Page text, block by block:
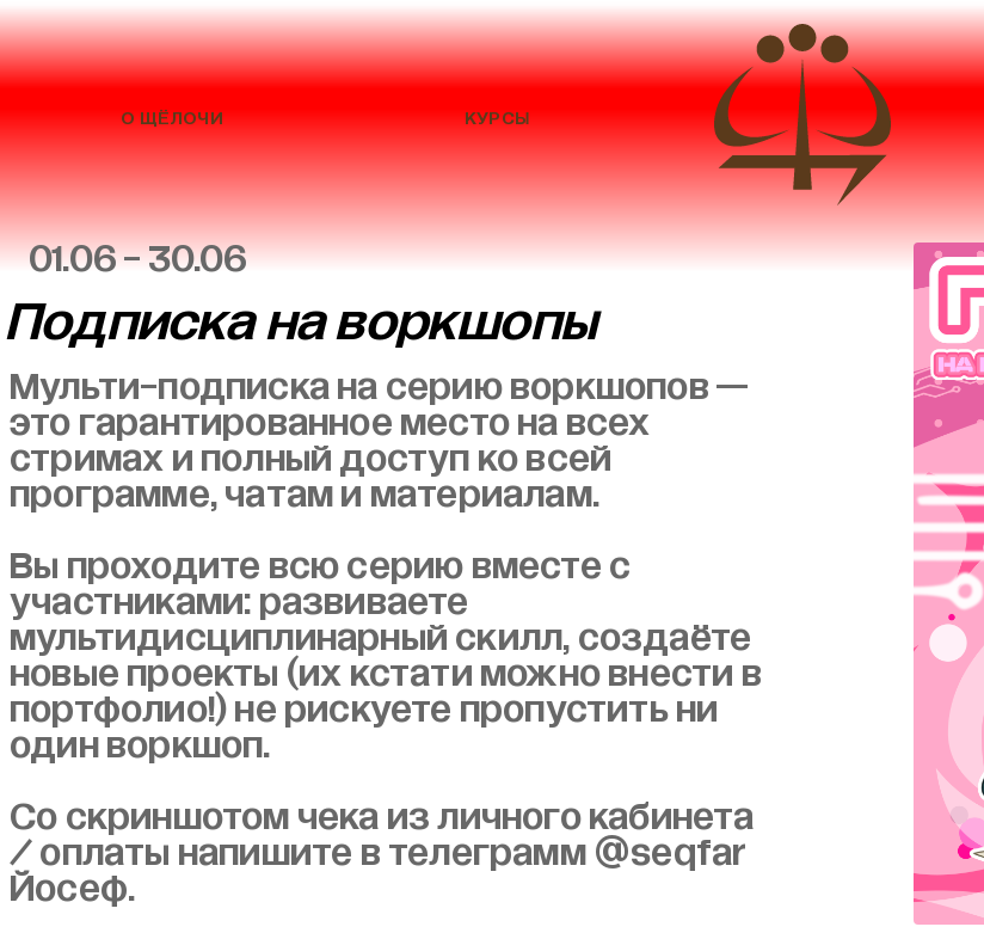
О ЩЁЛОЧИ КУРСЫ
Подписка на воркшопы
01.06 - 30.06
Мульти-подписка на серию воркшопов —
это гарантированное место на всех
стримах и полный доступ ко всей
программе, чатам и материалам.
Вы проходите всю серию вместе с
участниками: развиваете
мультидисциплинарный скилл, создаёте
новые проекты (их кстати можно внести в
портфолио!) не рискуете пропустить ни
один воркшоп.
Со скриншотом чека из личного кабинета
/ оплаты напишите в телеграмм @seqfar
Йосеф.